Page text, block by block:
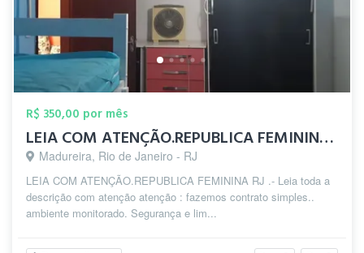
R$ 350,00 por mês
LEIA COM ATENÇÃO.REPUBLICA FEMININA zp(2...
Madureira, Rio de Janeiro - RJ
LEIA COM ATENÇÃO.REPUBLICA FEMININA RJ .- Leia toda a
descrição com atenção atenção : fazemos contrato simples..
ambiente monitorado. Segurança e lim...